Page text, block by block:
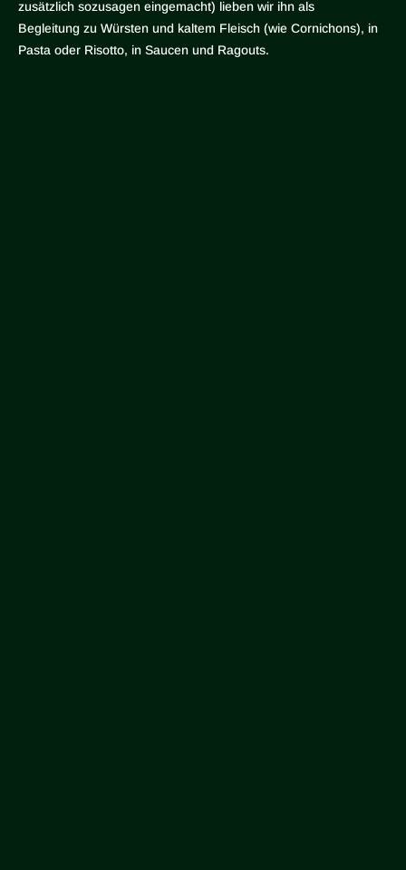
zusätzlich sozusagen eingemacht) lieben wir ihn als
Begleitung zu Würsten und kaltem Fleisch (wie Cornichons), in
Pasta oder Risotto, in Saucen und Ragouts.